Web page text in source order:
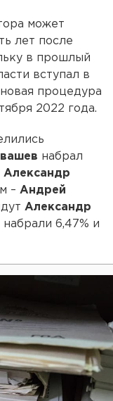
может
лет после
в прошлый
вступал в
процедура
2022 года.
набрал
Александр
– Андрей
Александр
набрали 6,47% и